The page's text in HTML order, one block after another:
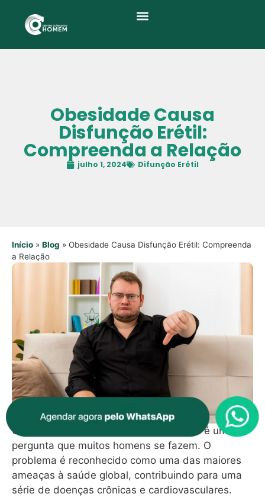
Obesidade Causa
Disfunção Erétil:
Compreenda a Relação
julho 1, 2024 Difunção Erétil
Início » Blog » Obesidade Causa Disfunção Erétil: Compreenda
a Relação
Obesidade causa disfunção erétil? Esta é uma
pergunta que muitos homens se fazem. O
problema é reconhecido como uma das maiores
ameaças à saúde global, contribuindo para uma
série de doenças crônicas e cardiovasculares.